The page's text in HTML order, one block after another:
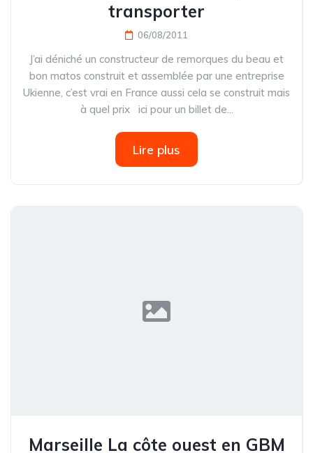
transporter
06/08/2011
J’ai déniché un constructeur de remorques du beau et
bon matos construit et assemblée par une entreprise
Ukienne, c’est vrai en France aussi cela se construit mais
à quel prix ici pour un billet de...
Lire plus
Marseille La côte ouest en GBM